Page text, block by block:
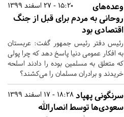
15:20 - 27 اسفند 1399
وعده‌های
روحانی به مردم برای قبل از جنگ
اقتصادی بود
رئیس دفتر رئیس جمهور گفت: عربستان
به افکار عمومی دنیا پاسخ دهد که چرا پولی
که متعلق به مسلمین بوده را دادند اسلحه
خریدند و برادران مسلمان را می‌کشند؟
18:28 - 17 اسفند 1399 سرنگونی پهپاد
سعودی‌ها توسط انصارالله